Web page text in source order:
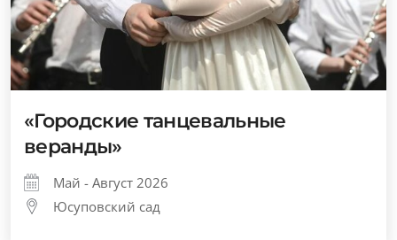
«Городские танцевальные
веранды»
Май - Август 2026
Юсуповский сад